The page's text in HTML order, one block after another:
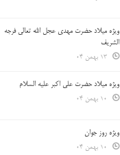
ویژه میلاد حضرت مهدی عجل الله تعالی فرجه
الشريف
ویژه میلاد حضرت علی اکبر علیه السلام
ویژه روز جوان